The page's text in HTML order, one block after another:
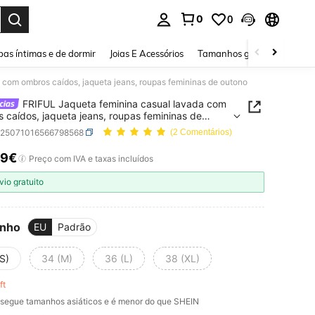
0 0
íntimas e de dormir Joias E Acessórios Tamanhos grandes
ombros caídos, jaqueta jeans, roupas femininas de outono
FRIFUL Jaqueta feminina casual lavada com
caídos, jaqueta jeans, roupas femininas de
(2 Comentários)
AND AVAILABILITY
Preço com IVA e taxas incluídos
gratuito
EU Padrão
34 (M) 36 (L) 38 (XL)
tamanhos asiáticos e é menor do que SHEIN